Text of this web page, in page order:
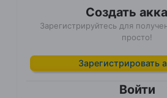
Создать
Зарегистрируйтесь для
просто!
Зарегистрировать
Войти